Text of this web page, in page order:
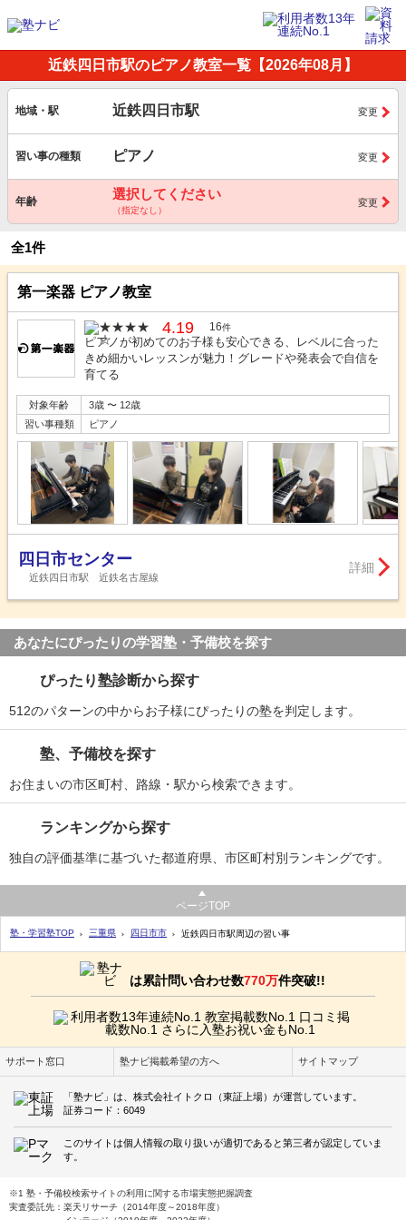
近鉄四日市駅のピアノ教室一覧【2026年08月】
地域・駅 近鉄四日市駅 変更
習い事の種類 ピアノ 変更
年齢 選択してください
（指定なし）
変更
全1件
第一楽器 ピアノ教室
4.19 16件
ピアノが初めてのお子様も安心できる、レベルに合った
きめ細かいレッスンが魅力！グレードや発表会で自信を
育てる
対象年齢
3歳 〜 12歳
習い事種類
ピアノ
四日市センター
近鉄四日市駅 近鉄名古屋線
詳細
あなたにぴったりの学習塾・予備校を探す
ぴったり塾診断から探す
512のパターンの中からお子様にぴったりの塾を判定します。
塾、予備校を探す
お住まいの市区町村、路線・駅から検索できます。
ランキングから探す
独自の評価基準に基づいた都道府県、市区町村別ランキングです。
ページTOP
塾・学習塾TOP 三重県 四日市市 近鉄四日市駅周辺の習い事
は累計問い合わせ数770万件突破!!
サポート窓口 塾ナビ掲載希望の方へ サイトマップ
「塾ナビ」は、株式会社イトクロ（東証上場）が運営しています。
証券コード：6049
このサイトは個人情報の取り扱いが適切であると第三者が認定していま
す。
※1 塾・予備校検索サイトの利用に関する市場実態把握調査
実査委託先：楽天リサーチ（2014年度～2018年度）